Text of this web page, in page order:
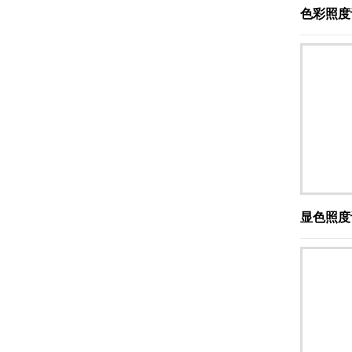
色彩照
显色照